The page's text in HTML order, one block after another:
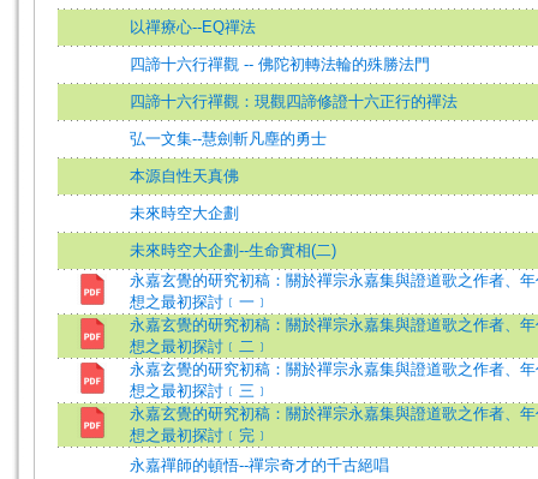
以禪療心--EQ禪法
四諦十六行禪觀 -- 佛陀初轉法輪的殊勝法門
四諦十六行禪觀：現觀四諦修證十六正行的禪法
弘一文集--慧劍斬凡塵的勇士
本源自性天真佛
未來時空大企劃
未來時空大企劃--生命實相(二)
永嘉玄覺的研究初稿：關於禪宗永嘉集與證道歌之作者、
想之最初探討﹝一﹞
永嘉玄覺的研究初稿：關於禪宗永嘉集與證道歌之作者、
想之最初探討﹝二﹞
永嘉玄覺的研究初稿：關於禪宗永嘉集與證道歌之作者、
想之最初探討﹝三﹞
永嘉玄覺的研究初稿：關於禪宗永嘉集與證道歌之作者、
想之最初探討﹝完﹞
永嘉禪師的頓悟--禪宗奇才的千古絕唱